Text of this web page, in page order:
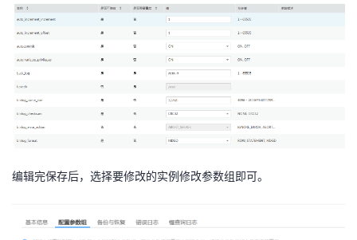
子
直
播
的
活
我
的
注
我
的
开
我
的
我
编辑完保存后，选择要修改的实例修改参数组即可。